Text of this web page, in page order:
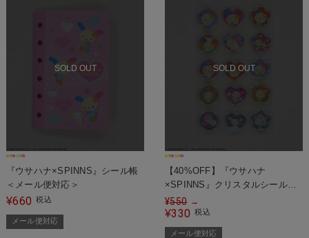
SOLD OUT
『ウサハナ×SPINNS』シール帳
＜メール便対応＞
¥660 税込
メール便対応
SOLD OUT
【40%OFF】『ウサハナ
×SPINNS』クリスタルシール＜
メール便対応＞
¥550 →
¥330 税込
メール便対応